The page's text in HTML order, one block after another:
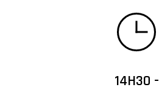
14H30 -